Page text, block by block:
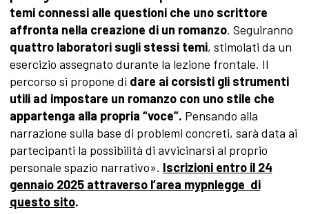
temi connessi alle questioni che uno scrittore
affronta nella creazione di un romanzo. Seguiranno
quattro laboratori sugli stessi temi, stimolati da un
esercizio assegnato durante la lezione frontale. Il
percorso si propone di dare ai corsisti gli strumenti
utili ad impostare un romanzo con uno stile che
appartenga alla propria “voce”. Pensando alla
narrazione sulla base di problemi concreti, sarà data ai
partecipanti la possibilità di avvicinarsi al proprio
personale spazio narrativo». Iscrizioni entro il 24
gennaio 2025 attraverso l’area mypnlegge di
questo sito.